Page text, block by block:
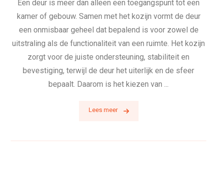
Een deur is meer dan alleen een toegangspunt tot een
kamer of gebouw. Samen met het kozijn vormt de deur
een onmisbaar geheel dat bepalend is voor zowel de
uitstraling als de functionaliteit van een ruimte. Het kozijn
zorgt voor de juiste ondersteuning, stabiliteit en
bevestiging, terwijl de deur het uiterlijk en de sfeer
bepaalt. Daarom is het kiezen van ...
Lees meer